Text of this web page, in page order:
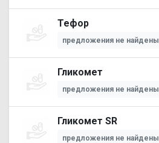
Тефор
предложения не найдены
Гликомет
предложения не найдены
Гликомет SR
предложения не найдены